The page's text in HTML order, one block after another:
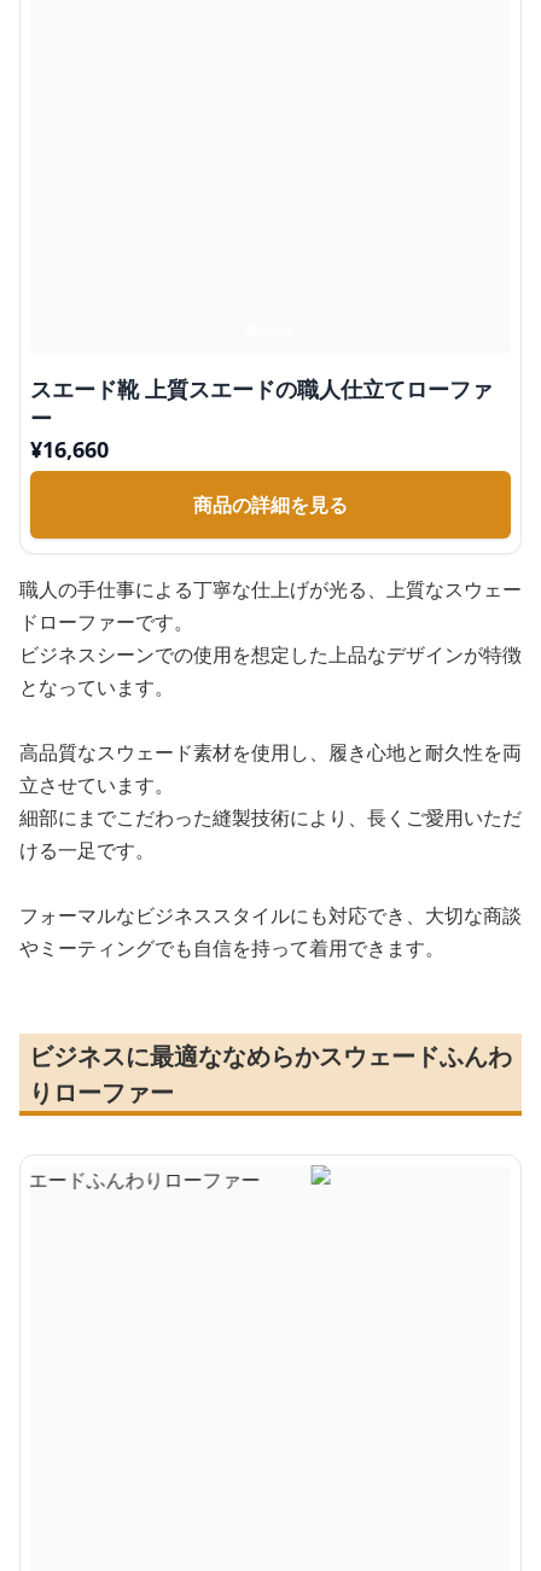
スエード靴 上質スエードの職人仕立てローファ
ー
¥16,660
商品の詳細を見る
職人の手仕事による丁寧な仕上げが光る、上質なスウェー
ドローファーです。
ビジネスシーンでの使用を想定した上品なデザインが特徴
となっています。
高品質なスウェード素材を使用し、履き心地と耐久性を両
立させています。
細部にまでこだわった縫製技術により、長くご愛用いただ
ける一足です。
フォーマルなビジネススタイルにも対応でき、大切な商談
やミーティングでも自信を持って着用できます。
ビジネスに最適ななめらかスウェードふんわ
りローファー